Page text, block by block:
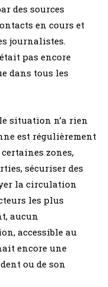
des sources
en cours et
journalistes.
pas encore
dans tous les
situation n’a rien
est régulièrement
zones,
sécuriser des
la circulation
les plus
aucun
accessible au
encore une
ou de son